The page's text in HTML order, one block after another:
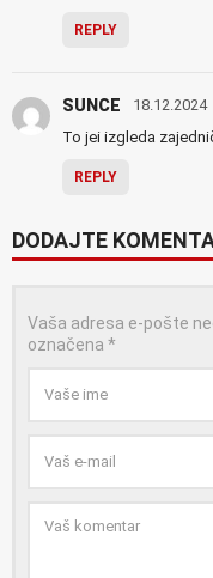
REPLY
SUNCE 18.12.2024
To jei izgleda
REPLY
DODAJTE
Vaša adresa e-pošte
označena *